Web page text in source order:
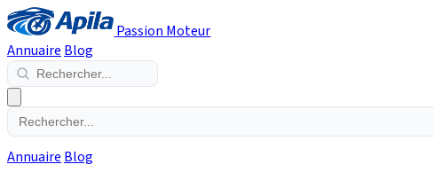
Passion Moteur
Annuaire Blog
Annuaire Blog